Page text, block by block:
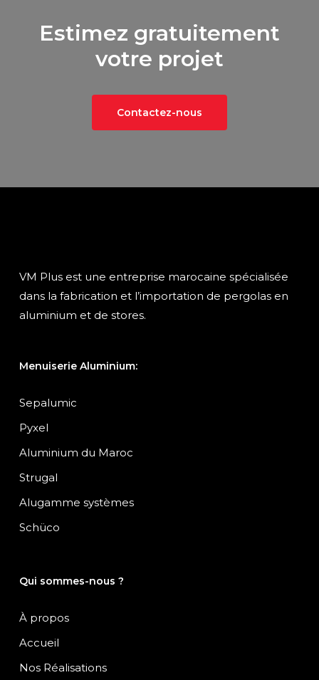
Estimez gratuitement
votre projet
Contactez-nous
VM Plus est une entreprise marocaine spécialisée
dans la fabrication et l’importation de pergolas en
aluminium et de stores.
Menuiserie Aluminium:
Sepalumic
Pyxel
Aluminium du Maroc
Strugal
Alugamme systèmes
Schüco
Qui sommes-nous ?
À propos
Accueil
Nos Réalisations